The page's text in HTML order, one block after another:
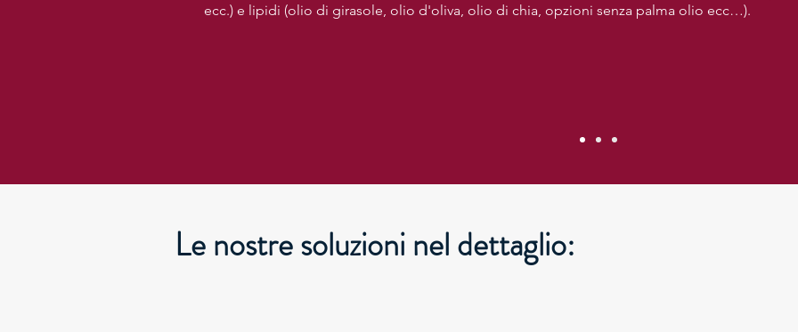
ecc.) e lipidi (olio di girasole, olio d'oliva, olio di chia, opzioni senza palma olio ecc…).
Le nostre soluzioni nel dettaglio: